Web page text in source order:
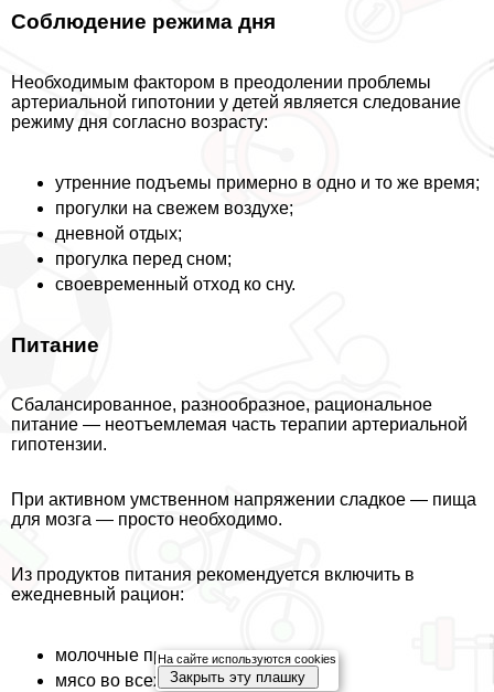
Соблюдение режима дня
Необходимым фактором в преодолении проблемы
артериальной гипотонии у детей является следование
режиму дня согласно возрасту:
утренние подъемы примерно в одно и то же время;
прогулки на свежем воздухе;
дневной отдых;
прогулка перед сном;
своевременный отход ко сну.
Питание
Сбалансированное, разнообразное, рациональное
питание — неотъемлемая часть терапии артериальной
гипотензии.
При активном умственном напряжении сладкое — пища
для мозга — просто необходимо.
Из продуктов питания рекомендуется включить в
ежедневный рацион:
молочные продукты;
мясо во всех его видах;
На сайте используются cookies
Закрыть эту плашку